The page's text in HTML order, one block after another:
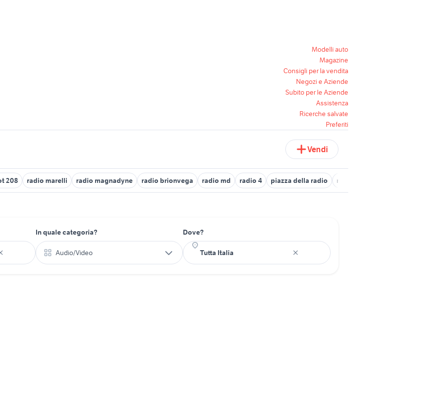
Modelli auto
Magazine
Consigli per la vendita
Negozi e Aziende
Subito per le Aziende
Assistenza
Ricerche salvate
Preferiti
Vendi
208 radio marelli radio magnadyne radio brionvega radio md radio 4 piazza della radio radio 6
In quale categoria?
Audio/Video
Dove?